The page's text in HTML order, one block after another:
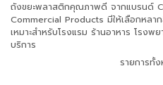
ถังขยะพลาสติกคุณภาพดี จากแบรนด์
Commercial Products มีให้เลือกหลา
เหมาะสำหรับโรงแรม ร้านอาหาร โรงพ
บริการ
รายการทั้